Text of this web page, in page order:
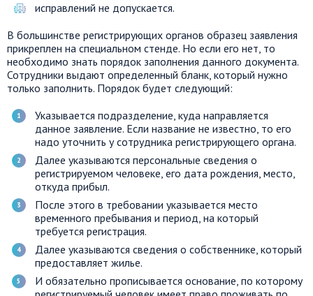
исправлений не допускается.
В большинстве регистрирующих органов образец заявления
прикреплен на специальном стенде. Но если его нет, то
необходимо знать порядок заполнения данного документа.
Сотрудники выдают определенный бланк, который нужно
только заполнить. Порядок будет следующий:
Указывается подразделение, куда направляется
данное заявление. Если название не известно, то его
надо уточнить у сотрудника регистрирующего органа.
Далее указываются персональные сведения о
регистрируемом человеке, его дата рождения, место,
откуда прибыл.
После этого в требовании указывается место
временного пребывания и период, на который
требуется регистрация.
Далее указываются сведения о собственнике, который
предоставляет жилье.
И обязательно прописывается основание, по которому